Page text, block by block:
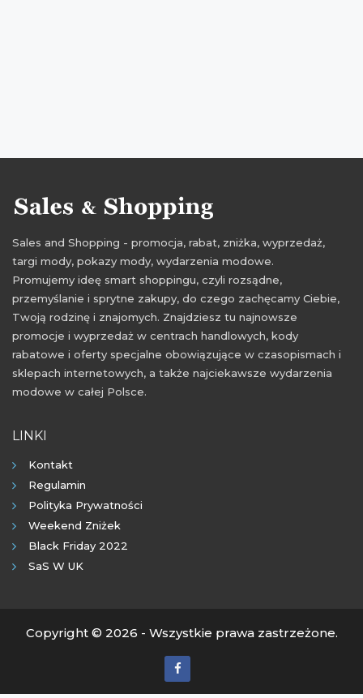
Sales and Shopping - promocja, rabat, zniżka, wyprzedaż,
targi mody, pokazy mody, wydarzenia modowe.
Promujemy ideę smart shoppingu, czyli rozsądne,
przemyślanie i sprytne zakupy, do czego zachęcamy Ciebie,
Twoją rodzinę i znajomych. Znajdziesz tu najnowsze
promocje i wyprzedaż w centrach handlowych, kody
rabatowe i oferty specjalne obowiązujące w czasopismach i
sklepach internetowych, a także najciekawsze wydarzenia
modowe w całej Polsce.
LINKI
Kontakt
Regulamin
Polityka Prywatności
Weekend Zniżek
Black Friday 2022
SaS W UK
Copyright © 2026 - Wszystkie prawa zastrzeżone.